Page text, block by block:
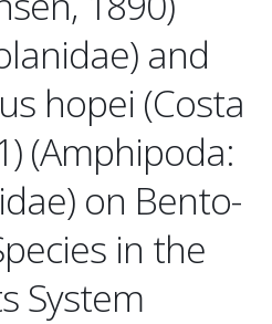
and
hopei (Costa
(Amphipoda:
on Bento-
in the
System